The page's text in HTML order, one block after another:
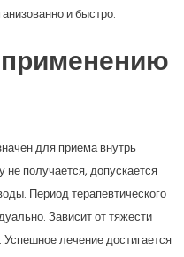
и быстро.
для приема внутрь
не получается, допускается
Период терапевтического
Зависит от тяжести
Успешное лечение достигается